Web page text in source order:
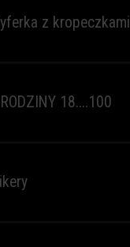
z kropeczkami
18....100